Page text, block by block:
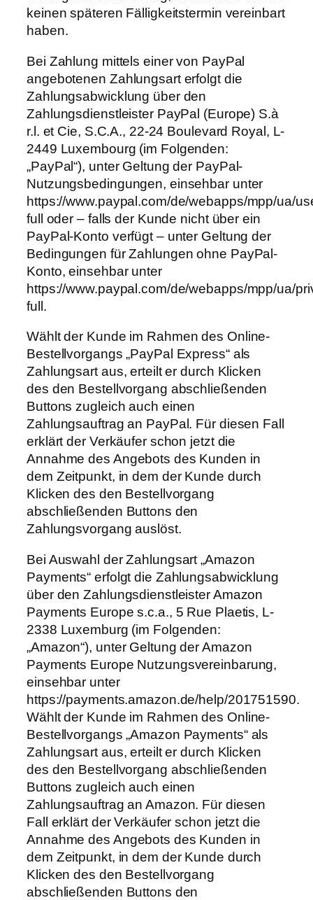
keinen späteren Fälligkeitstermin vereinbart
haben.
Bei Zahlung mittels einer von PayPal
angebotenen Zahlungsart erfolgt die
Zahlungsabwicklung über den
Zahlungsdienstleister PayPal (Europe) S.à
r.l. et Cie, S.C.A., 22-24 Boulevard Royal, L-
2449 Luxembourg (im Folgenden:
„PayPal“), unter Geltung der PayPal-
Nutzungsbedingungen, einsehbar unter
https://www.paypal.com/de/webapps/mpp/ua/
full oder – falls der Kunde nicht über ein
PayPal-Konto verfügt – unter Geltung der
Bedingungen für Zahlungen ohne PayPal-
Konto, einsehbar unter
https://www.paypal.com/de/webapps/mpp/ua/
full.
Wählt der Kunde im Rahmen des Online-
Bestellvorgangs „PayPal Express“ als
Zahlungsart aus, erteilt er durch Klicken
des den Bestellvorgang abschließenden
Buttons zugleich auch einen
Zahlungsauftrag an PayPal. Für diesen Fall
erklärt der Verkäufer schon jetzt die
Annahme des Angebots des Kunden in
dem Zeitpunkt, in dem der Kunde durch
Klicken des den Bestellvorgang
abschließenden Buttons den
Zahlungsvorgang auslöst.
Bei Auswahl der Zahlungsart „Amazon
Payments“ erfolgt die Zahlungsabwicklung
über den Zahlungsdienstleister Amazon
Payments Europe s.c.a., 5 Rue Plaetis, L-
2338 Luxemburg (im Folgenden:
„Amazon“), unter Geltung der Amazon
Payments Europe Nutzungsvereinbarung,
einsehbar unter
https://payments.amazon.de/help/201751590.
Wählt der Kunde im Rahmen des Online-
Bestellvorgangs „Amazon Payments“ als
Zahlungsart aus, erteilt er durch Klicken
des den Bestellvorgang abschließenden
Buttons zugleich auch einen
Zahlungsauftrag an Amazon. Für diesen
Fall erklärt der Verkäufer schon jetzt die
Annahme des Angebots des Kunden in
dem Zeitpunkt, in dem der Kunde durch
Klicken des den Bestellvorgang
abschließenden Buttons den